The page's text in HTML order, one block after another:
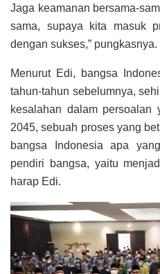
Jaga keamanan bersama-
sama, supaya kita masuk
dengan sukses,” pungkasnya.
Menurut Edi, bangsa
tahun-tahun sebelumnya,
kesalahan dalam persoalan
2045, sebuah proses yang
bangsa Indonesia apa
pendiri bangsa, yaitu
harap Edi.